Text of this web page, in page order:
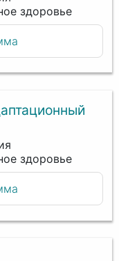
здоровье
здоровье